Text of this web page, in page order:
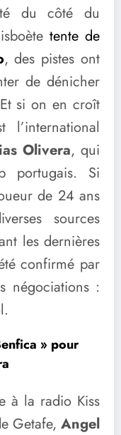
du côté du
tente de
, des pistes ont
de dénicher
si on en croît
l’international
Olivera, qui
portugais. Si
de 24 ans
sources
les dernières
confirmé par
négociations :
» pour
à la radio Kiss
Getafe, Angel